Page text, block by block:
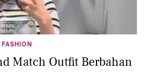
FASHION
Match Outfit Berbahan